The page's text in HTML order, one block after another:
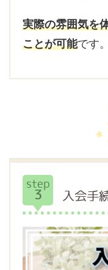
実際の雰囲気を
ことが可能です。
step
3 入会手